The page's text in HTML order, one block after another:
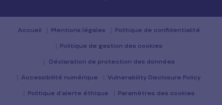
Accueil Mentions légales Politique de confidentialité
Politique de gestion des cookies
Déclaration de protection des données
Accessibilité numérique Vulnerability Disclosure Policy
Politique d’alerte éthique Paramètres des cookies